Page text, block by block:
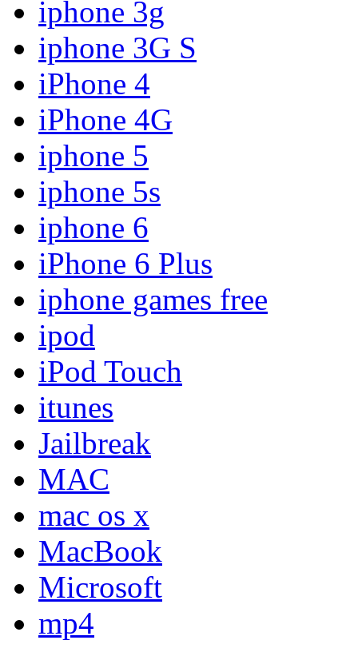
iphone 3g
iphone 3G S
iPhone 4
iPhone 4G
iphone 5
iphone 5s
iphone 6
iPhone 6 Plus
iphone games free
ipod
iPod Touch
itunes
Jailbreak
MAC
mac os x
MacBook
Microsoft
mp4